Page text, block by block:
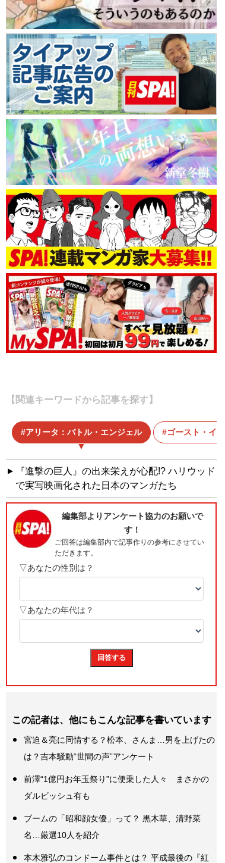
【関連キーワードから記事を探す】
アリータ：バトル・エンジェル ゴースト・イ
『進撃の巨人』の出来栄えが心配!? ハリウッド
で実写映画化された日本のマンガたち
この記者は、他にもこんな記事を書いています
宮迫＆亮に同情する？松本、さんま…男を上げたの
は？吉本騒動“世間の声”アンケート
前澤“1億円お年玉祭り”に便乗した人々 まさかの
ダルビッシュ有も
ブームの「昭和顔女優」って？ 黒木華、清野菜
名…厳選10人を紹介
本木雅弘のコンドーム事件とは？ 平成最後の『紅